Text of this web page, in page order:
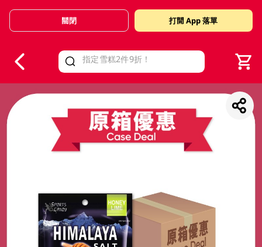
Valid Until 30 June 2026
關閉 打開 App 落單